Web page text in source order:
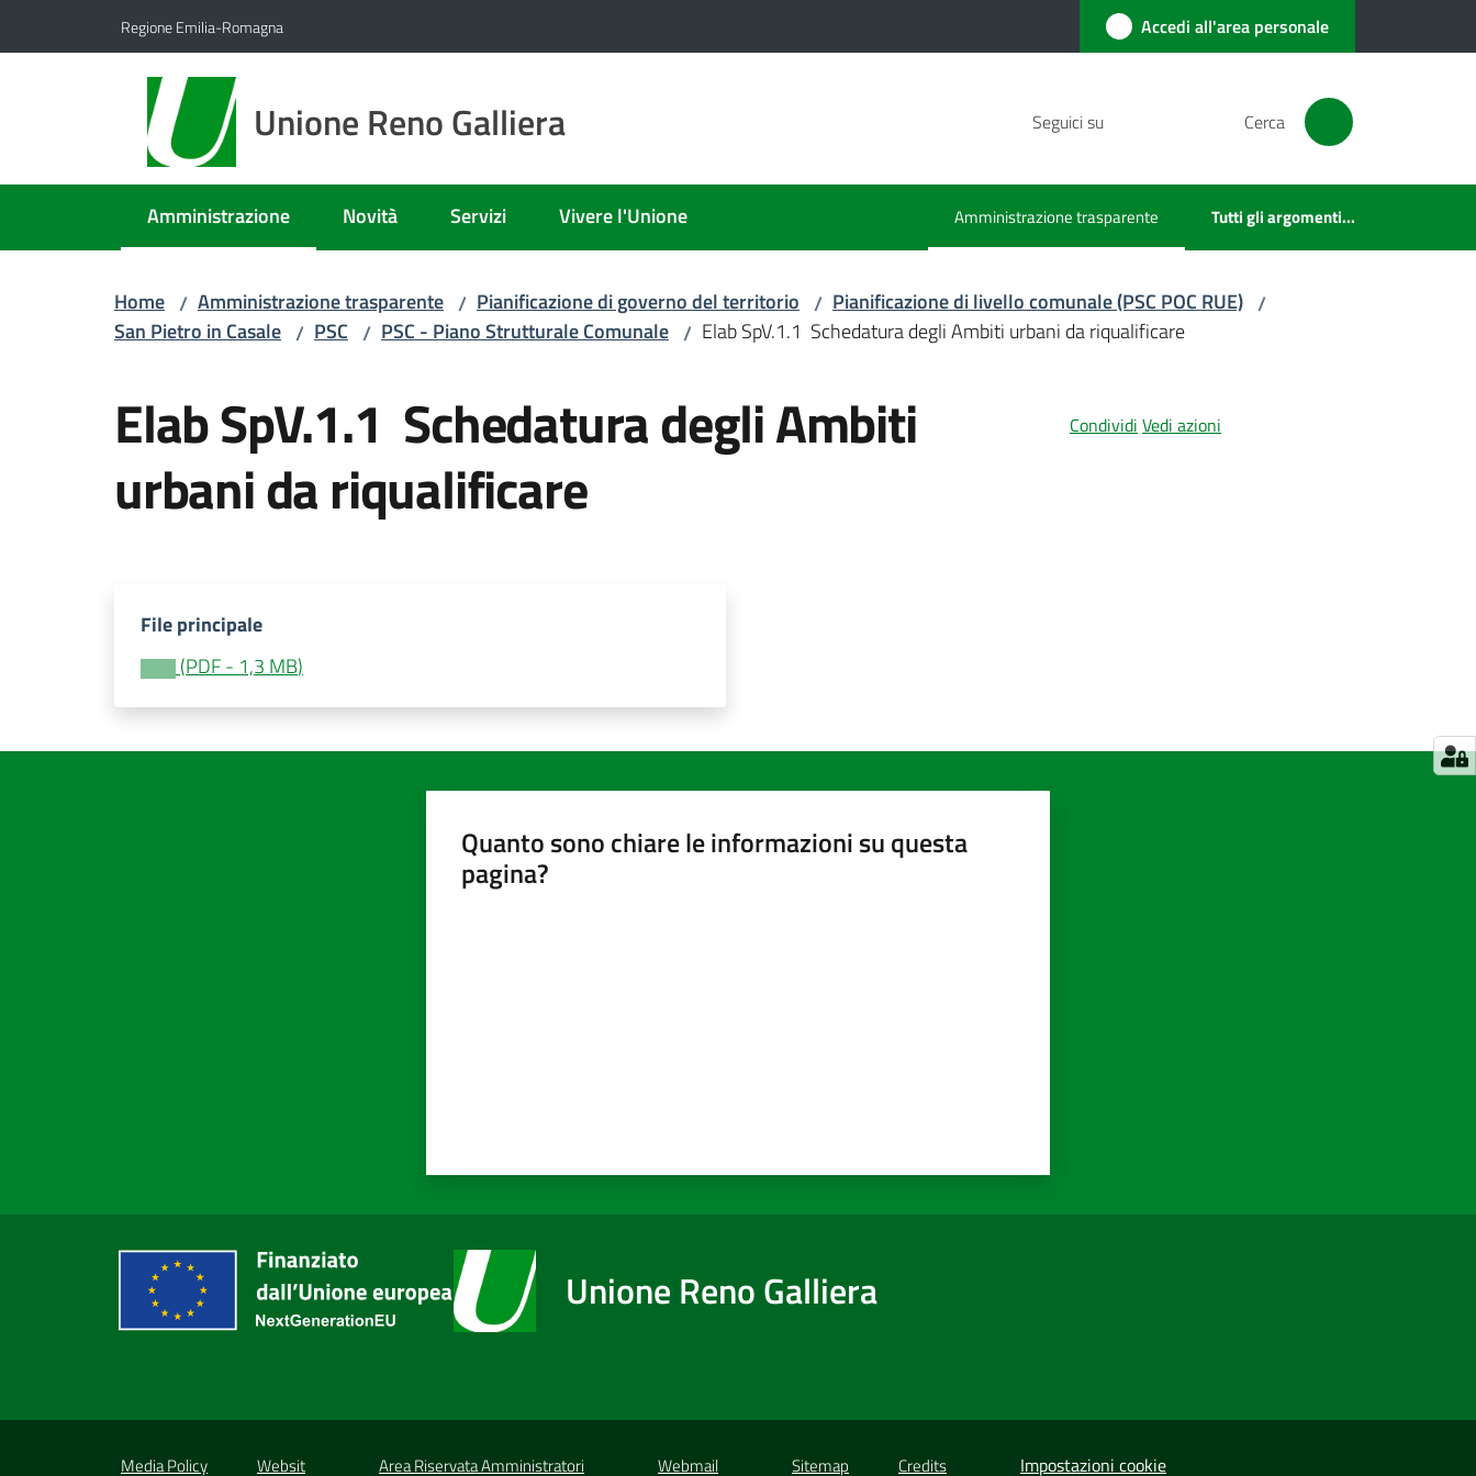
Regione Emilia-Romagna Accedi all'area personale
Unione Reno Galliera Seguici su Cerca
Amministrazione
Menu selezionato Novità Servizi Vivere l'Unione Amministrazione trasparente
Menu selezionato Tutti gli argomenti...
Home / Amministrazione trasparente / Pianificazione di governo del territorio / Pianificazione di livello comunale (PSC POC RUE) /
San Pietro in Casale / PSC / PSC - Piano Strutturale Comunale / Elab SpV.1.1 Schedatura degli Ambiti urbani da riqualificare
Elab SpV.1.1 Schedatura degli Ambiti
urbani da riqualificare
Condividi Vedi azioni
File principale
(PDF- 1,3 MB)
Quanto sono chiare le informazioni su questa
pagina?
Unione Reno Galliera
Media Policy Websit Area Riservata Amministratori Webmail Sitemap Credits Impostazioni cookie